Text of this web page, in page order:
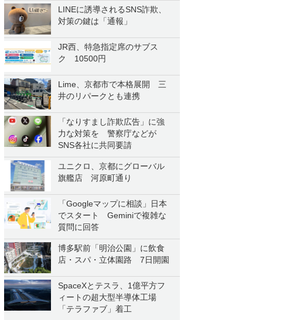
LINEに誘導されるSNS詐欺、
対策の鍵は「通報」
JR西、特急指定席のサブス
ク 10500円
Lime、京都市で本格展開 三
井のリパークとも連携
「なりすまし詐欺広告」に強
力な対策を 警察庁などが
SNS各社に共同要請
ユニクロ、京都にグローバル
旗艦店 河原町通り
「Googleマップに相談」日本
でスタート Geminiで複雑な
質問に回答
博多駅前「明治公園」に飲食
店・スパ・立体園路 7日開園
SpaceXとテスラ、1億平方フ
ィートの超大型半導体工場
「テラファブ」着工